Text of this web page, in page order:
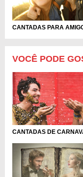
CANTADAS PARA
VOCÊ PODE
CANTADAS DE